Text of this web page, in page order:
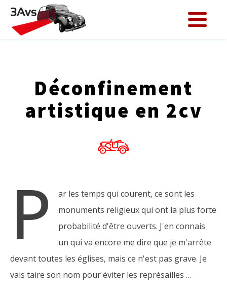
Déconfinement
artistique en 2cv
P
ar les temps qui courent, ce sont les
monuments religieux qui ont la plus forte
probabilité d'être ouverts. J'en connais
un qui va encore me dire que je m'arrête
devant toutes les églises, mais ce n'est pas grave. Je
vais taire son nom pour éviter les représailles …